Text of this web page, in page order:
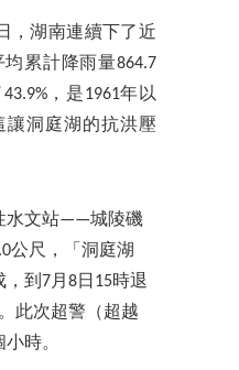
，湖南連續下了近
累計降雨量864.7
，是1961年以
讓洞庭湖的抗洪壓
水文站——城陵磯
公尺，「洞庭湖
到7月8日15時退
此次超警（超越
時。